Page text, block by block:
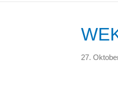
27.